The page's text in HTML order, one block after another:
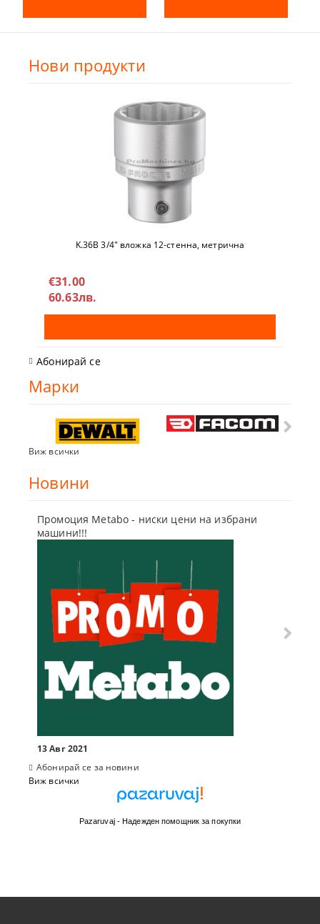
Нови продукти
K.36B 3/4" вложкa 12-стeннa, метричнa
€31.00
60.63лв.
Абонирай се
Марки
Виж всички
Новини
Промоция Metabo - ниски цени на избрани
машини!!!
13 Авг 2021
Абонирай се за новини
Виж всички
Pazaruvaj - Надежден помощник за покупки